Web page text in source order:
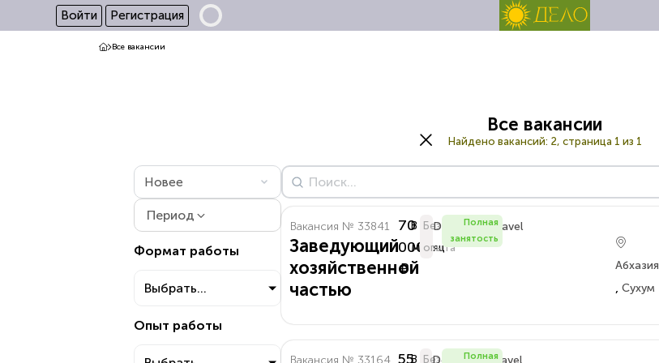
Войти Регистрация
Все вакансии
Все вакансии
Найдено вакансий: 2, страница 1 из 1
Период
Формат работы
Выбрать...
Опыт работы
Вакансия № 33841
Заведующий
хозяйственной
частью
70
000
₽
В
Месяц
Без
опыта
Delo.Amra.Travel
Полная
занятость
Абхазия
, Сухум
55В
Без
Полная